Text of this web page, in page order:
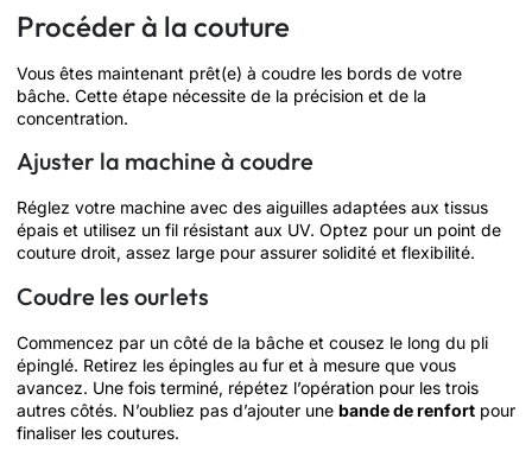
Procéder à la couture
Vous êtes maintenant prêt(e) à coudre les bords de votre
bâche. Cette étape nécessite de la précision et de la
concentration.
Ajuster la machine à coudre
Réglez votre machine avec des aiguilles adaptées aux tissus
épais et utilisez un fil résistant aux UV. Optez pour un point de
couture droit, assez large pour assurer solidité et flexibilité.
Coudre les ourlets
Commencez par un côté de la bâche et cousez le long du pli
épinglé. Retirez les épingles au fur et à mesure que vous
avancez. Une fois terminé, répétez l’opération pour les trois
autres côtés. N’oubliez pas d’ajouter une bande de renfort pour
finaliser les coutures.